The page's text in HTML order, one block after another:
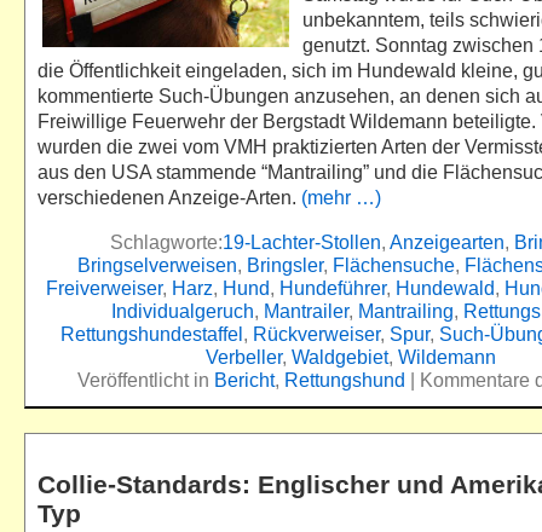
unbekanntem, teils
genutzt. Sonntag zwischen
die Öffentlichkeit eingeladen, sich im Hundewald kleine,
kommentierte Such-Übungen anzusehen, an denen sich
Freiwillige Feuerwehr der Bergstadt Wildemann beteiligte.
wurden die zwei vom VMH praktizierten Arten der
aus den USA stammende “Mantrailing” und die
verschiedenen Anzeige-Arten. (mehr …)
Schlagworte:19-Lachter-Stollen, Anzeigearten,
Bringselverweisen, Bringsler, Flächensuche,
Freiverweiser, Harz, Hund, Hundeführer, Hundewald,
Individualgeruch, Mantrailer, Mantrailing,
Rettungshundestaffel, Rückverweiser, Spur, Such-
Verbeller, Waldgebiet, Wildemann
Veröffentlicht in Bericht, Rettungshund | Kommentare
Collie-Standards: Englischer und
Typ